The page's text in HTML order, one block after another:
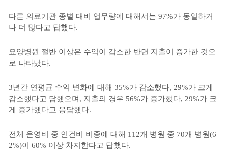
다른 의료기관 종별 대비 업무량에 대해서는 97%가 동일하거
나 더 많다고 답했다.
요양병원 절반 이상은 수익이 감소한 반면 지출이 증가한 것으
로 나타났다.
3년간 연평균 수익 변화에 대해 35%가 감소했다, 29%가 크게
감소했다고 답했으며, 지출의 경우 56%가 증가했다, 29%가 크
게 증가했다고 응답했다.
전체 운영비 중 인건비 비중에 대해 112개 병원 중 70개 병원(6
2%)이 60% 이상 차지한다고 답했다.